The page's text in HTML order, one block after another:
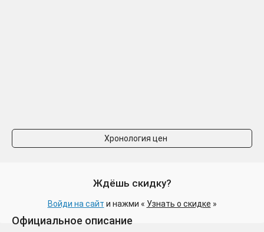
Хронология цен
Ждёшь скидку?
Войди на сайт и нажми « Узнать о скидке »
Официальное описание